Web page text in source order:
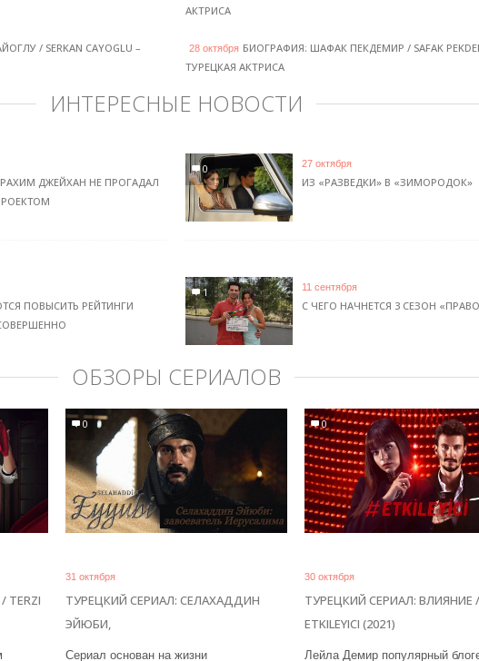
/ SERKAN CAYOGLU –
АКТРИСА
28 октября БИОГРАФИЯ: ШАФАК ПЕКДЕМИР / SAFAK
ТУРЕЦКАЯ АКТРИСА
ИНТЕРЕСНЫЕ НОВОСТИ
ДЖЕЙХАН НЕ ПРОГАДАЛ
ПОВЫСИТЬ РЕЙТИНГИ
0 27 октября
ИЗ «РАЗВЕДКИ» В «ЗИМОРОДОК»
1 11 сентября
С ЧЕГО НАЧНЕТСЯ 3 СЕЗОН
ОБЗОРЫ СЕРИАЛОВ
0
31 октября
ТУРЕЦКИЙ СЕРИАЛ: СЕЛАХАДДИН
ЭЙЮБИ,
Сериал основан на жизни
0
30 октября
ТУРЕЦКИЙ СЕРИАЛ: ВЛИЯНИЕ /
ETKILEYICI (2021)
Лейла Демир популярный